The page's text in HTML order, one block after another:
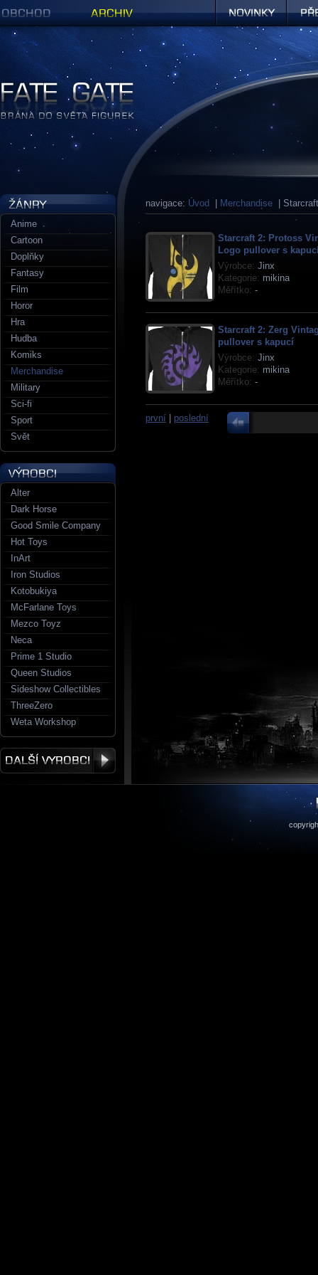
navigace: Úvod Merchandise | Starcraft
Starcraft 2: Protoss
Logo pullover s
Výrobce: Jinx
Kategorie: mikina
Měřítko: -
Starcraft 2: Zerg
pullover s kapucí
Výrobce: Jinx
Kategorie: mikina
Měřítko: -
první poslední
Anime
Cartoon
Doplňky
Fantasy
Film
Horor
Hra
Hudba
Komiks
Merchandise
Military
Sci-fi
Sport
Svět
Alter
Dark Horse
Good Smile Company
Hot Toys
InArt
Iron Studios
Kotobukiya
McFarlane Toys
Mezco Toyz
Neca
Prime 1 Studio
Queen Studios
Sideshow Collectibles
ThreeZero
Weta Workshop
Figurky a sošky | Fate Gate